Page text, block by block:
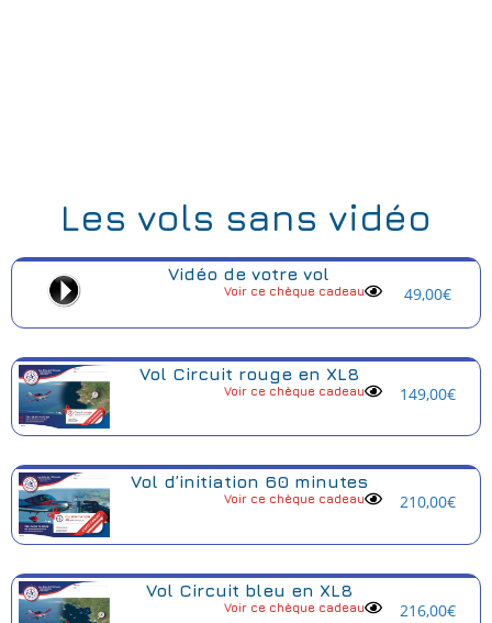
Les vols sans vidéo
Vidéo de votre vol
Voir ce chèque cadeau 49,00€
Vol Circuit rouge en XL8
Voir ce chèque cadeau 149,00€
Vol d’initiation 60 minutes
Voir ce chèque cadeau 210,00€
Vol Circuit bleu en XL8
Voir ce chèque cadeau 216,00€